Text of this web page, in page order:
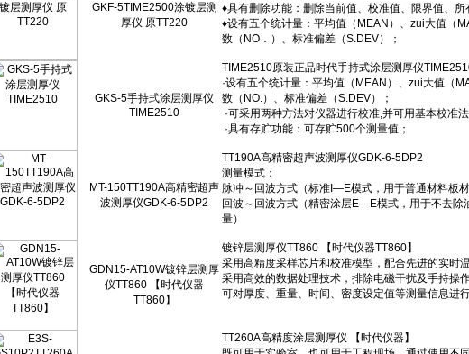
GKF-5TIME2500涂镀层测
厚仪 原TT220
GKS-5手持式涂层测厚仪
TIME2510
MT-150TT190A高精密超声
波测厚仪GDK-6-5DP2
GDN15-AT10W镀锌层测厚
仪TT860 【时代仪器
TT860】